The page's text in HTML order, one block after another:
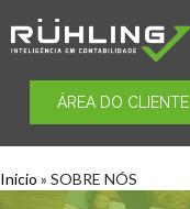
ÁREA DO CLIENTE
Início » SOBRE NÓS